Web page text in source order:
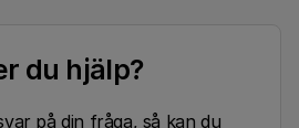
du hjälp?
på din fråga, så kan du